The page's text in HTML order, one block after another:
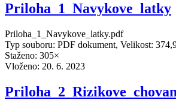
Priloha_1_Navykove_latky
Priloha_1_Navykove_latky.pdf
Typ souboru: PDF dokument, Velikost:
Staženo: 305×
Vloženo: 20. 6. 2023